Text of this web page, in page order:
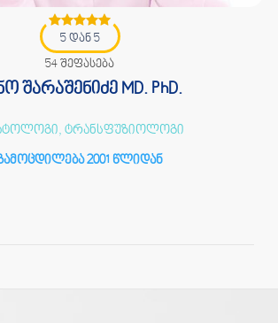
5 დან 5
54 შეფასება
შარაშენიძე MD. PhD.
ტრანსფუზიოლოგი
2001 წლიდან